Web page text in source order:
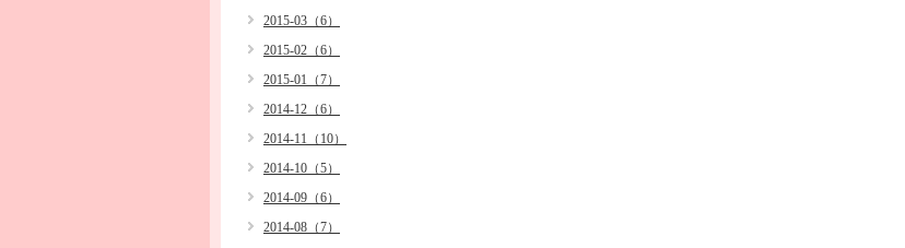
2015-03（6）
2015-02（6）
2015-01（7）
2014-12（6）
2014-11（10）
2014-10（5）
2014-09（6）
2014-08（7）